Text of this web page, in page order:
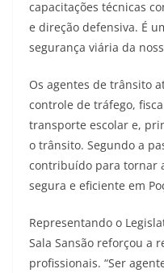
capacitações técnicas
e direção defensiva. É
segurança viária da
Os agentes de trânsito
controle de tráfego,
transporte escolar e,
o trânsito. Segundo a
contribuído para tornar
segura e eficiente em
Representando o
Sala Sansão reforçou a
profissionais. “Ser